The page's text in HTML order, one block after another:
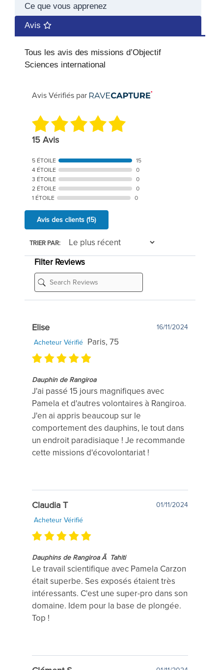
Ce que vous apprenez
Avis
Tous les avis des missions d’Objectif
Sciences international
Avis Vérifiés par
15 Avis
5 ÉTOILE
15
4 ÉTOILE
0
3 ÉTOILE
0
2 ÉTOILE
0
1 ÉTOILE
0
Avis des clients(15)
TRIER PAR:
Filter Reviews
Elise
16/11/2024
Acheteur Vérifié Paris, 75
Dauphin de Rangiroa
J'ai passé 15 jours magnifiques avec
Pamela et d'autres volontaires à Rangiroa.
J'en ai appris beaucoup sur le
comportement des dauphins, le tout dans
un endroit paradisiaque ! Je recommande
cette missions d'écovolontariat !
Claudia T
01/11/2024
Acheteur Vérifié
Dauphins de Rangiroa Ã Tahiti
Le travail scientifique avec Pamela Carzon
était superbe. Ses exposés étaient très
intéressants. C'est une super-pro dans son
domaine. Idem pour la base de plongée.
Top !